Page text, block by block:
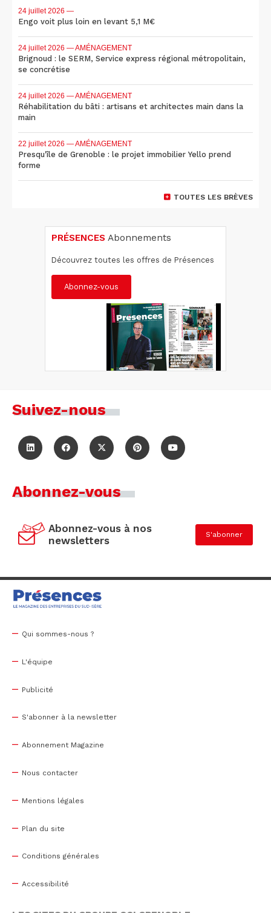
24 juillet 2026 —
Engo voit plus loin en levant 5,1 M€
24 juillet 2026 — AMÉNAGEMENT
Brignoud : le SERM, Service express régional métropolitain,
se concrétise
24 juillet 2026 — AMÉNAGEMENT
Réhabilitation du bâti : artisans et architectes main dans la
main
22 juillet 2026 — AMÉNAGEMENT
Presqu'île de Grenoble : le projet immobilier Yello prend
forme
TOUTES LES BRÈVES
PRÉSENCES Abonnements
Découvrez toutes les offres de Présences
Abonnez-vous
Suivez-nous
Abonnez-vous
Abonnez-vous à nos
newsletters
S'abonner
Qui sommes-nous ?
L'équipe
Publicité
S'abonner à la newsletter
Abonnement Magazine
Nous contacter
Mentions légales
Plan du site
Conditions générales
Accessibilité